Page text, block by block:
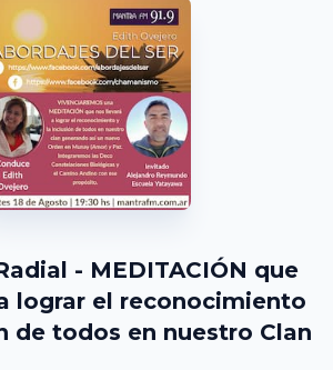
- MEDITACIÓN que
lograr el reconocimiento
de todos en nuestro Clan